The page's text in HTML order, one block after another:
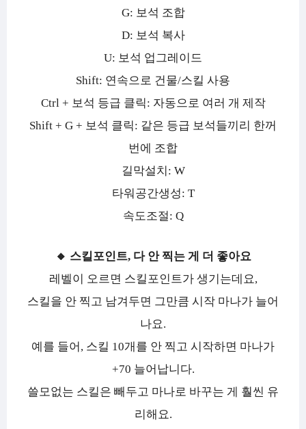
G: 보석 조합
D: 보석 복사
U: 보석 업그레이드
Shift: 연속으로 건물/스킬 사용
Ctrl + 보석 등급 클릭: 자동으로 여러 개 제작
Shift + G + 보석 클릭: 같은 등급 보석들끼리 한꺼
번에 조합
길막설치: W
타워공간생성: T
속도조절: Q
🔸 스킬포인트, 다 안 찍는 게 더 좋아요
레벨이 오르면 스킬포인트가 생기는데요,
스킬을 안 찍고 남겨두면 그만큼 시작 마나가 늘어
나요.
예를 들어, 스킬 10개를 안 찍고 시작하면 마나가
+70 늘어납니다.
쓸모없는 스킬은 빼두고 마나로 바꾸는 게 훨씬 유
리해요.